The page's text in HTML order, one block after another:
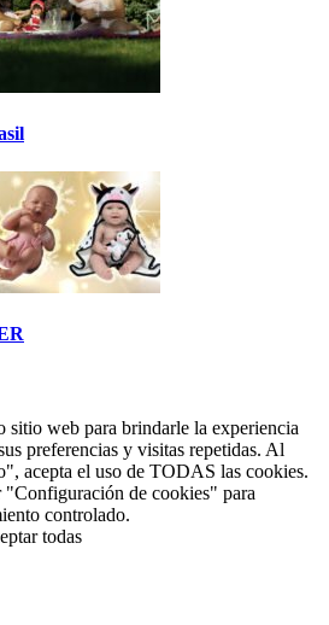
sitio web para brindarle la experiencia
preferencias y visitas repetidas. Al
acepta el uso de TODAS las cookies.
"Configuración de cookies" para
controlado.
todas